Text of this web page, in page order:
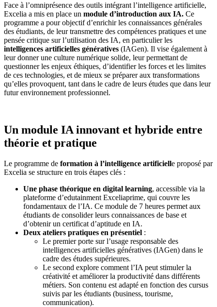
Face à l’omniprésence des outils intégrant l’intelligence artificielle,
Excelia a mis en place un module d’introduction aux IA. Ce
programme a pour objectif d’enrichir les connaissances générales
des étudiants, de leur transmettre des compétences pratiques et une
pensée critique sur l’utilisation des IA, en particulier les
intelligences artificielles génératives (IAGen). Il vise également à
leur donner une culture numérique solide, leur permettant de
questionner les enjeux éthiques, d’identifier les forces et les limites
de ces technologies, et de mieux se préparer aux transformations
qu’elles provoquent, tant dans le cadre de leurs études que dans leur
futur environnement professionnel.
Un module IA innovant et hybride entre
théorie et pratique
Le programme de formation à l’intelligence artificielle proposé par
Excelia se structure en trois étapes clés :
Une phase théorique en digital learning, accessible via la
plateforme d’edutainment Exceliaprime, qui couvre les
fondamentaux de l’IA. Ce module de 7 heures permet aux
étudiants de consolider leurs connaissances de base et
d’obtenir un certificat d’aptitude en IA.
Deux ateliers pratiques en présentiel :
Le premier porte sur l’usage responsable des
intelligences artificielles génératives (IAGen) dans le
cadre des études supérieures.
Le second explore comment l’IA peut stimuler la
créativité et améliorer la productivité dans différents
métiers. Son contenu est adapté en fonction des cursus
suivis par les étudiants (business, tourisme,
communication).